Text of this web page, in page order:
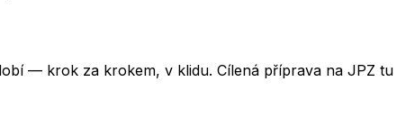
— krok za krokem, v klidu. Cílená příprava na JPZ tu